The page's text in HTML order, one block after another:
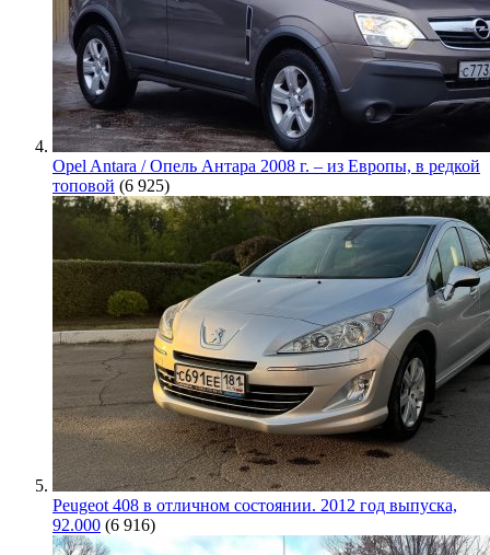
Opel Antara / Опель Антара 2008 г. – из Европы, в редкой
топовой (6 925)
Peugeot 408 в отличном состоянии. 2012 год выпуска,
92.000 (6 916)